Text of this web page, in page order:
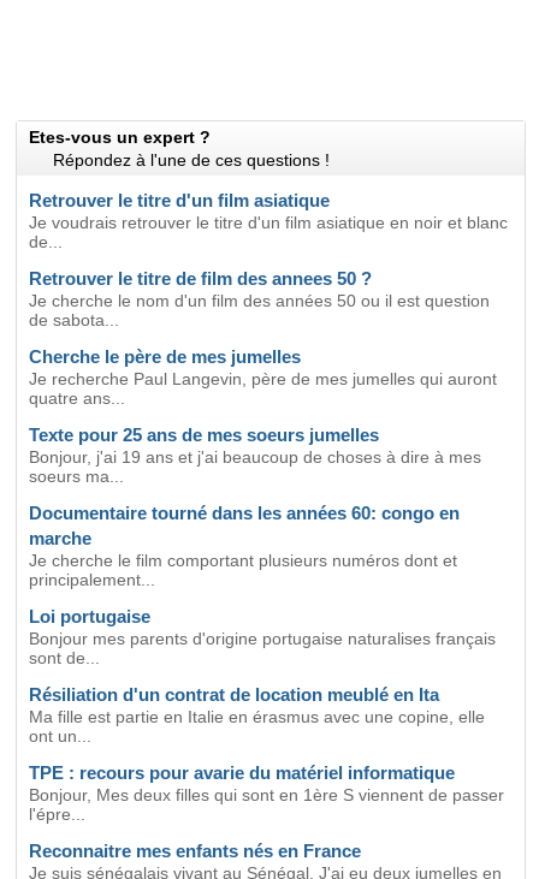
Etes-vous un expert ?
Répondez à l'une de ces questions !
Retrouver le titre d'un film asiatique
Je voudrais retrouver le titre d'un film asiatique en noir et blanc
de...
Retrouver le titre de film des annees 50 ?
Je cherche le nom d'un film des années 50 ou il est question
de sabota...
Cherche le père de mes jumelles
Je recherche Paul Langevin, père de mes jumelles qui auront
quatre ans...
Texte pour 25 ans de mes soeurs jumelles
Bonjour, j'ai 19 ans et j'ai beaucoup de choses à dire à mes
soeurs ma...
Documentaire tourné dans les années 60: congo en
marche
Je cherche le film comportant plusieurs numéros dont et
principalement...
Loi portugaise
Bonjour mes parents d'origine portugaise naturalises français
sont de...
Résiliation d'un contrat de location meublé en Ita
Ma fille est partie en Italie en érasmus avec une copine, elle
ont un...
TPE : recours pour avarie du matériel informatique
Bonjour, Mes deux filles qui sont en 1ère S viennent de passer
l'épre...
Reconnaitre mes enfants nés en France
Je suis sénégalais vivant au Sénégal. J'ai eu deux jumelles en